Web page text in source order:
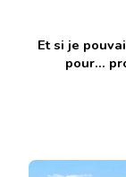
Et si je
pour…